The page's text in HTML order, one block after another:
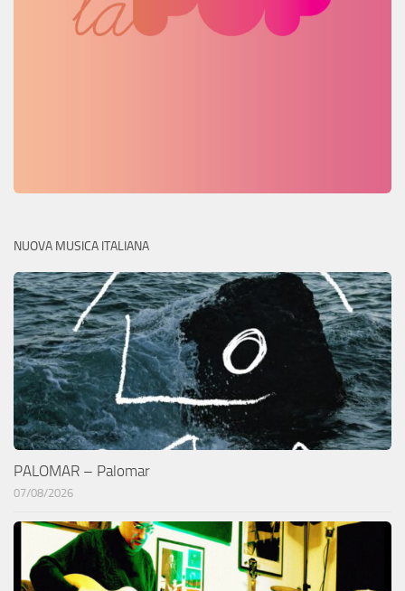
NUOVA MUSICA ITALIANA
PALOMAR – Palomar
07/08/2026